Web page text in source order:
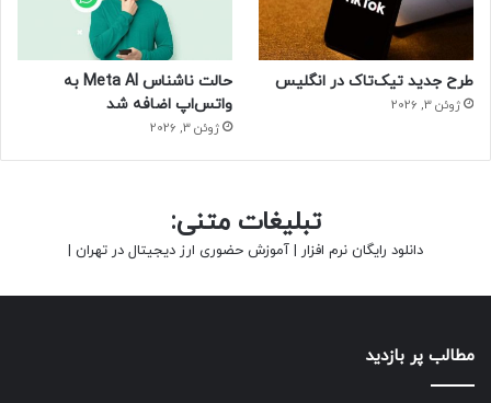
طرح جدید تیک‌تاک در انگلیس
ژوئن 3, 2026
حالت ناشناس Meta AI به
واتس‌اپ اضافه شد
ژوئن 3, 2026
تبلیغات متنی:
دانلود رایگان نرم افزار | آموزش حضوری ارز دیجیتال در تهران |
مطالب پر بازدید